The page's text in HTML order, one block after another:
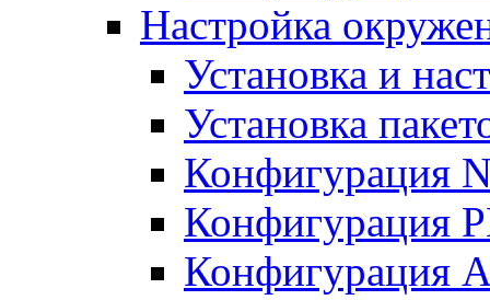
Настройка
Установка и
Установка
Конфигурация
Конфигурация
Конфигурация